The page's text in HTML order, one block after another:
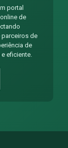
portal
de
de
de
eficiente.